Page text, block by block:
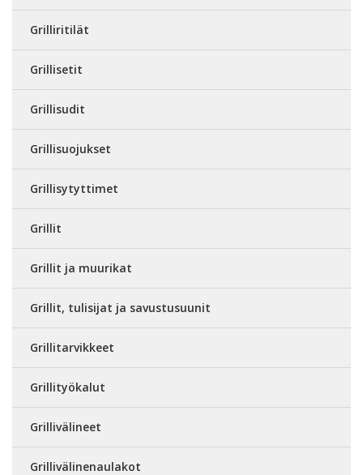
Grilliritilät
Grillisetit
Grillisudit
Grillisuojukset
Grillisytyttimet
Grillit
Grillit ja muurikat
Grillit, tulisijat ja savustusuunit
Grillitarvikkeet
Grillityökalut
Grillivälineet
Grillivälinenaulakot